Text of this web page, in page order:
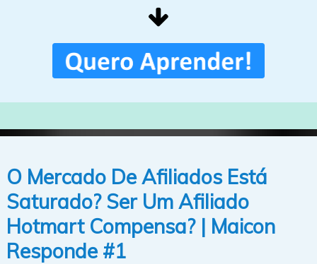
O Mercado De Afiliados Está
Saturado? Ser Um Afiliado
Hotmart Compensa? | Maicon
Responde #1